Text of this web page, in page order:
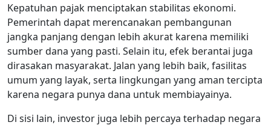
Kepatuhan pajak menciptakan stabilitas ekonomi.
Pemerintah dapat merencanakan pembangunan
jangka panjang dengan lebih akurat karena memiliki
sumber dana yang pasti. Selain itu, efek berantai juga
dirasakan masyarakat. Jalan yang lebih baik, fasilitas
umum yang layak, serta lingkungan yang aman tercipta
karena negara punya dana untuk membiayainya.
Di sisi lain, investor juga lebih percaya terhadap negara